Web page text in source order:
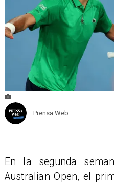
Prensa Web
En la segunda
Australian Open, el